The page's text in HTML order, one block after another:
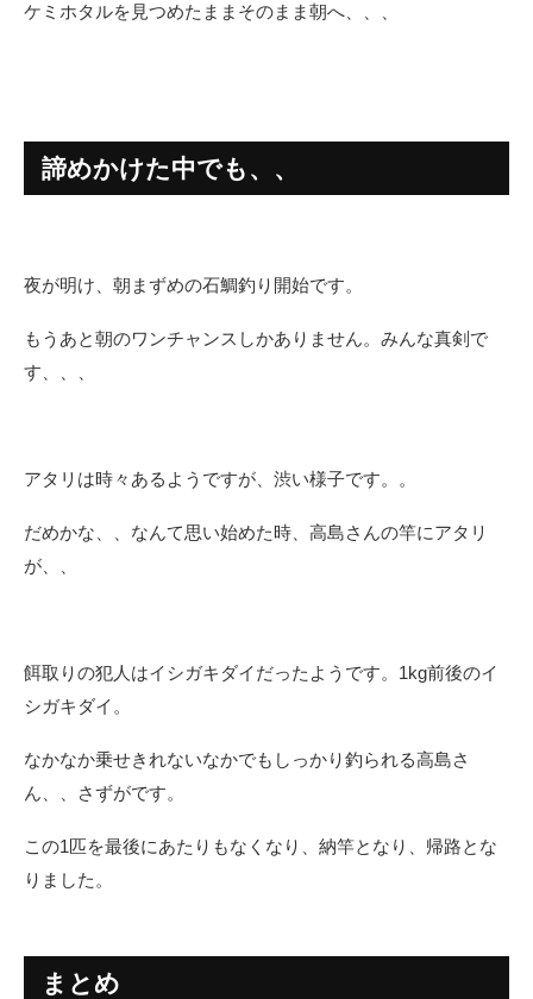
ケミホタルを見つめたままそのまま朝へ、、、
諦めかけた中でも、、
夜が明け、朝まずめの石鯛釣り開始です。
もうあと朝のワンチャンスしかありません。みんな真剣で
す、、、
アタリは時々あるようですが、渋い様子です。。
だめかな、、なんて思い始めた時、高島さんの竿にアタリ
が、、
餌取りの犯人はイシガキダイだったようです。1kg前後のイ
シガキダイ。
なかなか乗せきれないなかでもしっかり釣られる高島さ
ん、、さずがです。
この1匹を最後にあたりもなくなり、納竿となり、帰路とな
りました。
まとめ